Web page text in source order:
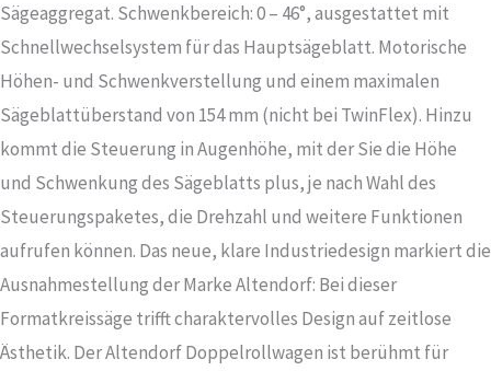
Sägeaggregat. Schwenkbereich: 0 – 46°, ausgestattet mit
Schnellwechselsystem für das Hauptsägeblatt. Motorische
Höhen- und Schwenkverstellung und einem maximalen
Sägeblattüberstand von 154 mm (nicht bei TwinFlex). Hinzu
kommt die Steuerung in Augenhöhe, mit der Sie die Höhe
und Schwenkung des Sägeblatts plus, je nach Wahl des
Steuerungspaketes, die Drehzahl und weitere Funktionen
aufrufen können. Das neue, klare Industriedesign markiert die
Ausnahmestellung der Marke Altendorf: Bei dieser
Formatkreissäge trifft charaktervolles Design auf zeitlose
Ästhetik. Der Altendorf Doppelrollwagen ist berühmt für